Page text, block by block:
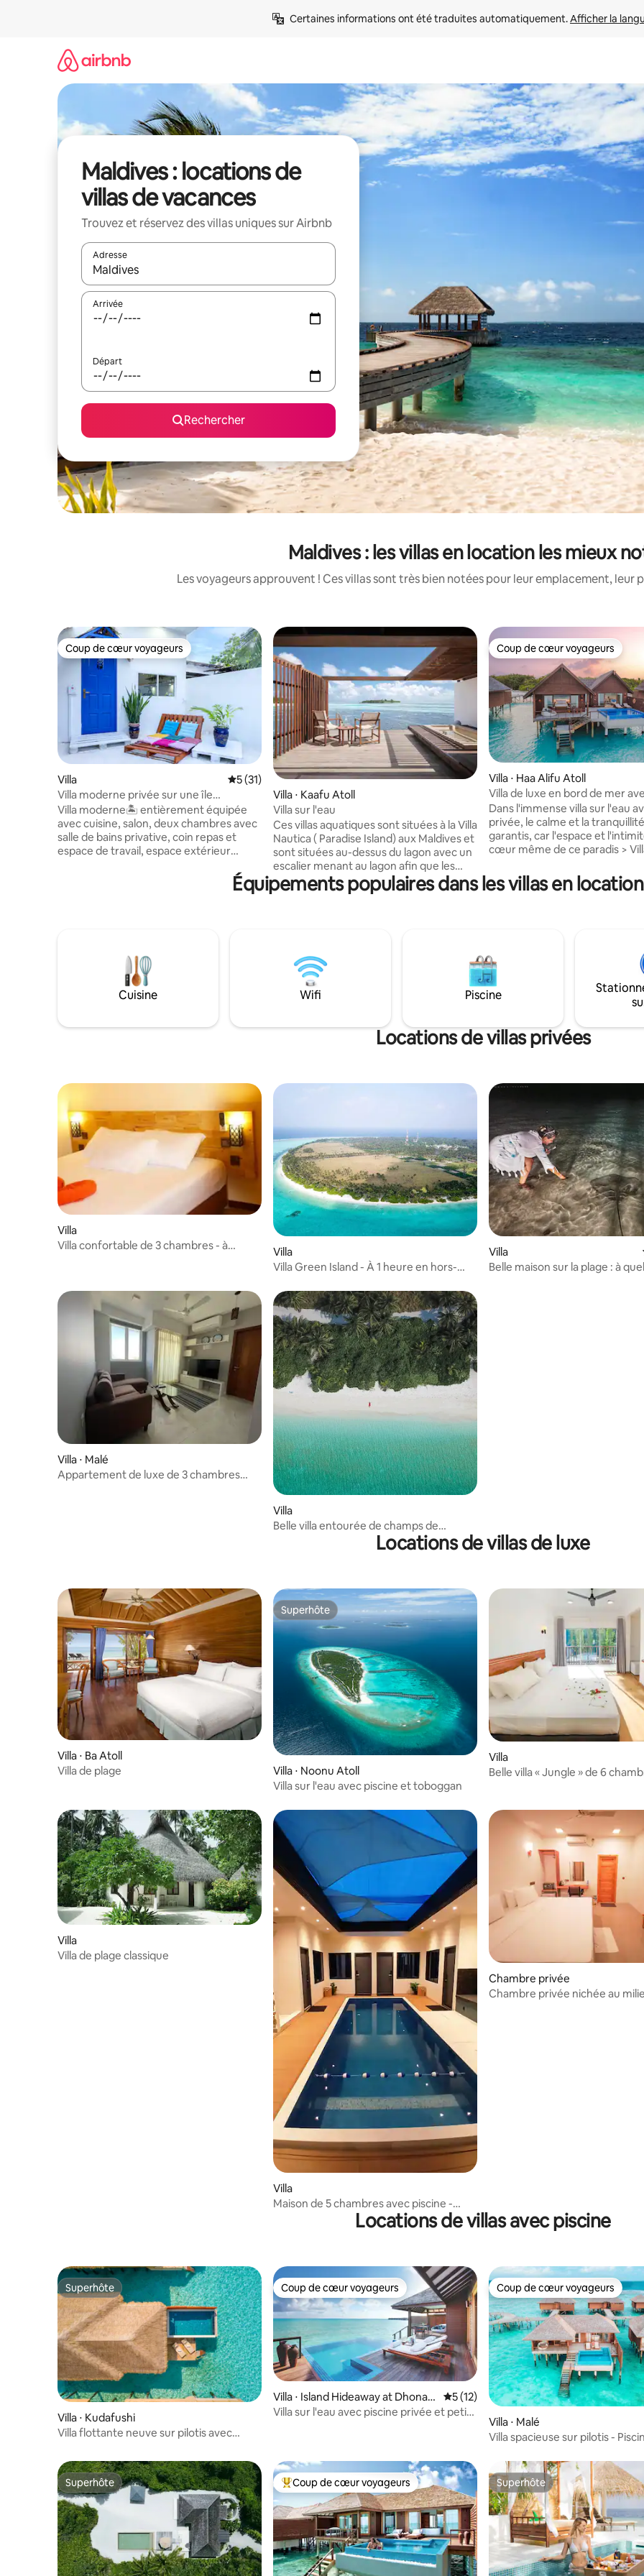
Certaines informations ont été traduites automatiquement. Afficher la
Maldives : locations de
villas de vacances
Trouvez et réservez des villas uniques sur Airbnb
Adresse
Lorsque les résultats s'affichent, utilisez les flèches vers le haut et vers le bas pour les parcourir ou en appuyant et en
Arrivée
Départ
Rechercher
Maldives : les villas en location les mieux
Les voyageurs approuvent ! Ces villas sont très bien notées pour leur emplacement, leur
Coup de cœur voyageurs
Coup de cœur voyageurs
Villa Évaluation moyenne sur la base de 31 commentaires : 5 sur 5
5 (31)
Villa moderne privée sur une île
magnifique
Villa moderne🏝 entièrement équipée
avec cuisine, salon, deux chambres avec
salle de bains privative, coin repas et
espace de travail, espace extérieur
d'un magasin. 🏝Obtenez du poisson
frais, partez en excursion, profitez d'un
coucher de soleil romantique sur le banc
de sable, essayez la plongée - nous
vous.
Villa ⋅ Kaafu Atoll
Villa sur l'eau
Ces villas aquatiques sont situées à la Villa
Nautica ( Paradise Island) aux Maldives et
sont situées au-dessus du lagon avec un
escalier menant au lagon afin que les
voyageurs puissent accéder
directement au lagon depuis la chambre.
minutes pour l'aéroport. Des frais de
transfert s'appliquent. L'affichage du prix
comprend le transfert aller-retour, le
petit-déjeuner buffet quotidien, le
Coup de cœur voyageurs
Coup de cœur voyageurs
Villa ⋅ Haa Alifu Atoll
Villa de luxe en bord de mer
privée et fond de verre
Dans l'immense villa sur l'eau
privée, le calme et la
garantis, car l'espace et
cœur même de ce paradis > Villa sur l'eau
5 étoiles privé sur une île >
M ² > Piscine privée > 75
avant d'envoyer une demande
réservation pour organiser le
vers et depuis l'aéroport
masculin.
Équipements populaires dans les villas en
Cuisine Wifi Piscine
Locations de villas privées
Villa
Villa confortable de 3 chambres - à
Villa
Villa Green Island - À 1 heure en hors-
Villa
Belle maison sur la plage : à
Villa ⋅ Malé
Appartement de luxe de 3 chambres
Villa
Belle villa entourée de champs de
Locations de villas de luxe
Villa ⋅ Ba Atoll
Villa de plage
Superhôte
Superhôte
Villa ⋅ Noonu Atoll
Villa sur l'eau avec piscine et toboggan
Villa
Belle villa « Jungle » de 6
Villa
Villa de plage classique
Villa
Maison de 5 chambres avec piscine -
35 minutes de vol de Malé
Chambre privée
Chambre privée nichée au
Locations de villas avec piscine
Superhôte
Superhôte
Villa ⋅ Kudafushi
Villa flottante neuve sur pilotis avec
Coup de cœur voyageurs
Coup de cœur voyageurs
Villa ⋅ Island Hideaway at Dhonak
ulhi
Évaluation moyenne sur la base de 12
5 (12)
Villa sur l'eau avec piscine privée et petit
Coup de cœur voyageurs
Coup de cœur voyageurs
Villa ⋅ Malé
Villa spacieuse sur pilotis -
Superhôte
Superhôte Coups de cœur voyageurs les plus appréciés
Coup de cœur voyageurs Superhôte
Superhôte